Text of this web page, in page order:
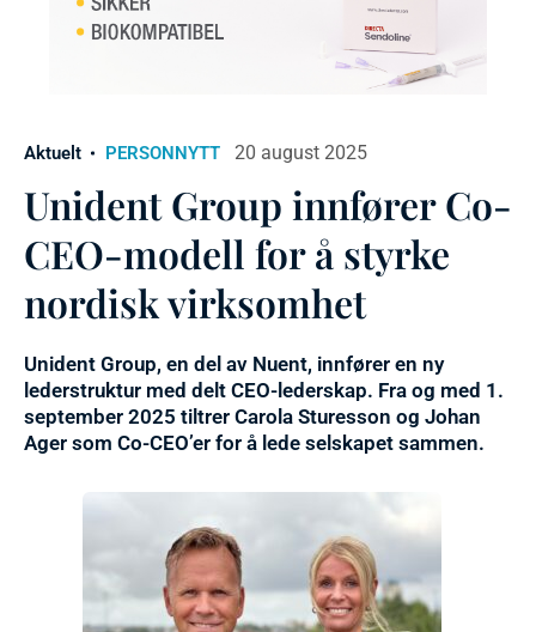
Aktuelt PERSONNYTT 20 august 2025
Unident Group innfører Co-
CEO-modell for å styrke
nordisk virksomhet
Unident Group, en del av Nuent, innfører en ny
lederstruktur med delt CEO-lederskap. Fra og med 1.
september 2025 tiltrer Carola Sturesson og Johan
Ager som Co-CEO’er for å lede selskapet sammen.